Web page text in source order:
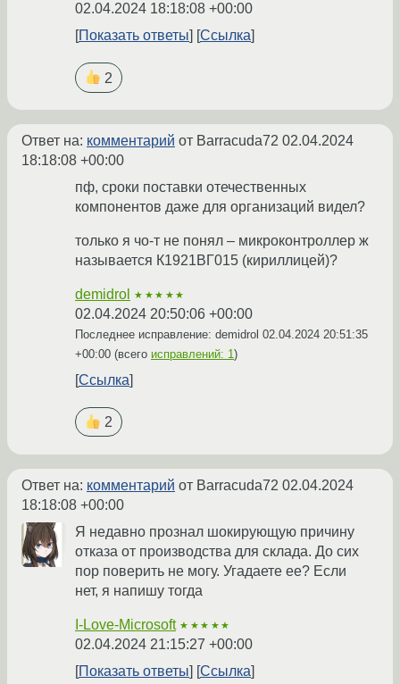
02.04.2024 18:18:08 +00:00
Показать ответы
Ссылка
2
Ответ на: комментарий от Barracuda72 02.04.2024
18:18:08 +00:00
пф, сроки поставки отечественных
компонентов даже для организаций видел?
только я чо-т не понял – микроконтроллер ж
называется К1921ВГ015 (кириллицей)?
demidrol ★★★★★
02.04.2024 20:50:06 +00:00
Последнее исправление: demidrol 02.04.2024 20:51:35
+00:00 (всего исправлений: 1 )
Ссылка
2
Ответ на: комментарий от Barracuda72 02.04.2024
18:18:08 +00:00
Я недавно прознал шокирующую причину
отказа от производства для склада. До сих
пор поверить не могу. Угадаете ее? Если
нет, я напишу тогда
I-Love-Microsoft ★★★★★
02.04.2024 21:15:27 +00:00
Показать ответы
Ссылка